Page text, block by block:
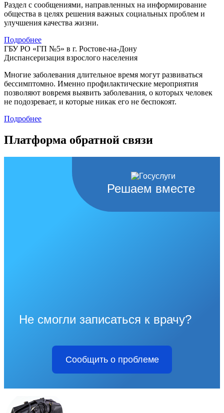
Раздел с сообщениями, направленных на информирование
общества в целях решения важных социальных проблем и
улучшения качества жизни.
Подробнее
ГБУ РО «ГП №5» в г. Ростове-на-Дону
Диспансеризация взрослого населения
Многие заболевания длительное время могут развиваться
бессимптомно. Именно профилактические мероприятия
позволяют вовремя выявить заболевания, о которых человек
не подозревает, и которые никак его не беспокоят.
Подробнее
Платформа обратной связи
Решаем вместе
Не смогли записаться к врачу?
Сообщить о проблеме